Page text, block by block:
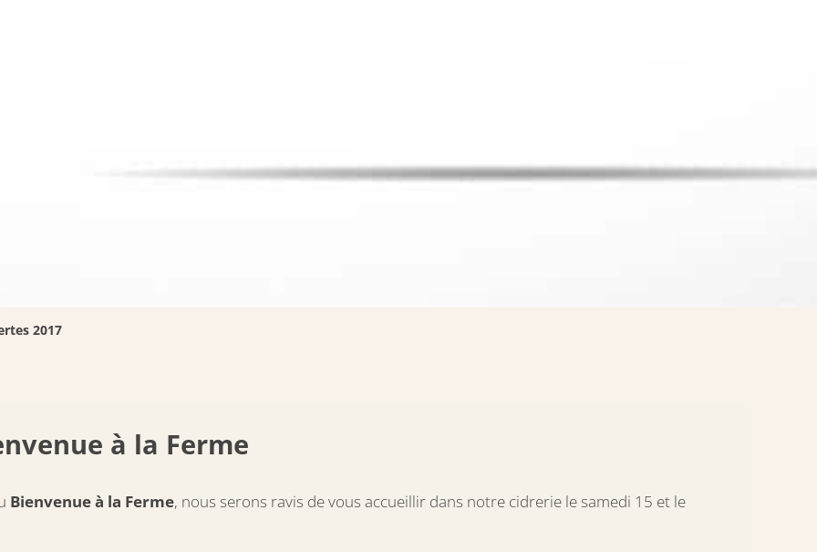
2017
à la Ferme
Bienvenue à la Ferme, nous serons ravis de vous accueillir dans notre cidrerie le samedi 15 et le